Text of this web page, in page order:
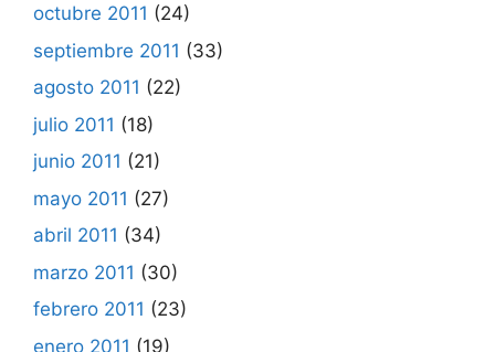
octubre 2011 (24)
septiembre 2011 (33)
agosto 2011 (22)
julio 2011 (18)
junio 2011 (21)
mayo 2011 (27)
abril 2011 (34)
marzo 2011 (30)
febrero 2011 (23)
enero 2011 (19)